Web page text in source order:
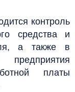
контроль
средства и
а также в
платы